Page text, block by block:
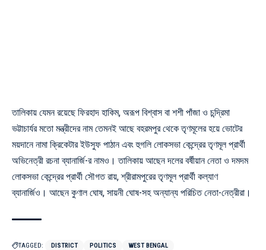
তালিকায় যেমন রয়েছে ফিরহাদ হাকিম, অরূপ বিশ্বাস বা শশী পাঁজা ও চন্দ্রিমা
ভট্টাচার্যর মতো মন্ত্রীদের নাম তেমনই আছে বহরমপুর থেকে তৃণমূলের হয়ে ভোটের
ময়দানে নামা ক্রিকেটার ইউসুফ পাঠান এবং হুগলি লোকসভা কেন্দ্রের তৃণমূল প্রার্থী
অভিনেত্রী রচনা ব্যানার্জি-র নামও। তালিকায় আছেন দলের বর্ষীয়ান নেতা ও দমদম
লোকসভা কেন্দ্রের প্রার্থী সৌগত রায়, শ্রীরামপুরের তৃণমূল প্রার্থী কল্যাণ
ব্যানার্জিও। আছেন কুণাল ঘোষ, সায়নী ঘোষ-সহ অন্যান্য পরিচিত নেতা-নেত্রীরা।
TAGGED: DISTRICT POLITICS WEST BENGAL